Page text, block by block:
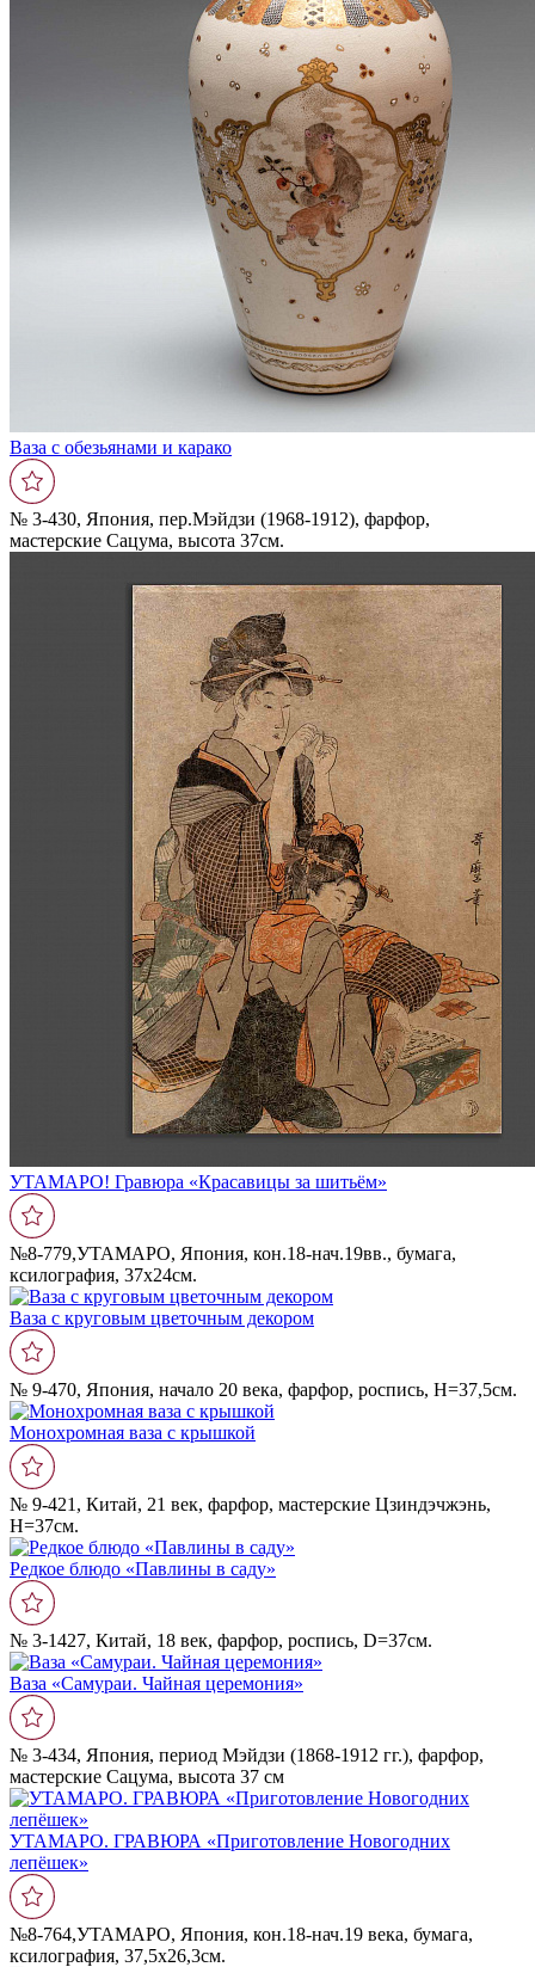
Ваза с обезьянами и карако
№ 3-430, Япония, пер.Мэйдзи (1968-1912), фарфор,
мастерские Сацума, высота 37см.
УТАМАРО! Гравюра «Красавицы за шитьëм»
№8-779,УТАМАРО, Япония, кон.18-нач.19вв., бумага,
ксилография, 37х24см.
Ваза с круговым цветочным декором
№ 9-470, Япония, начало 20 века, фарфор, роспись, Н=37,5см.
Монохромная ваза с крышкой
№ 9-421, Китай, 21 век, фарфор, мастерские Цзиндэчжэнь,
Н=37см.
Редкое блюдо «Павлины в саду»
№ 3-1427, Китай, 18 век, фарфор, роспись, D=37cм.
Ваза «Самураи. Чайная церемония»
№ 3-434, Япония, период Мэйдзи (1868-1912 гг.), фарфор,
мастерские Сацума, высота 37 см
УТАМАРО. ГРАВЮРА «Приготовление Новогодних
лепëшек»
№8-764,УТАМАРО, Япония, кон.18-нач.19 века, бумага,
ксилография, 37,5х26,3см.